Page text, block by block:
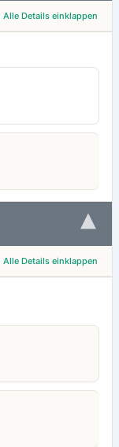
Alle Details einklappen
▾
Alle Details einklappen